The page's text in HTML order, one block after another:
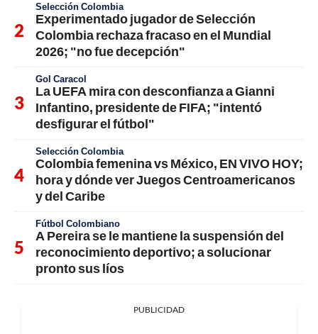
Selección Colombia
Experimentado jugador de Selección
Colombia rechaza fracaso en el Mundial
2026; "no fue decepción"
Gol Caracol
La UEFA mira con desconfianza a Gianni
Infantino, presidente de FIFA; "intentó
desfigurar el fútbol"
Selección Colombia
Colombia femenina vs México, EN VIVO HOY;
hora y dónde ver Juegos Centroamericanos
y del Caribe
Fútbol Colombiano
A Pereira se le mantiene la suspensión del
reconocimiento deportivo; a solucionar
pronto sus líos
PUBLICIDAD